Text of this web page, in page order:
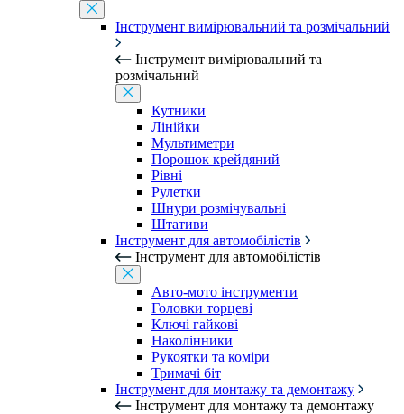
Інструмент вимірювальний та розмічальний
Інструмент вимірювальний та
розмічальний
Кутники
Лінійки
Мультиметри
Порошок крейдяний
Рівні
Рулетки
Шнури розмічувальні
Штативи
Інструмент для автомобілістів
Інструмент для автомобілістів
Авто-мото інструменти
Головки торцеві
Ключі гайкові
Наколінники
Рукоятки та коміри
Тримачі біт
Інструмент для монтажу та демонтажу
Інструмент для монтажу та демонтажу